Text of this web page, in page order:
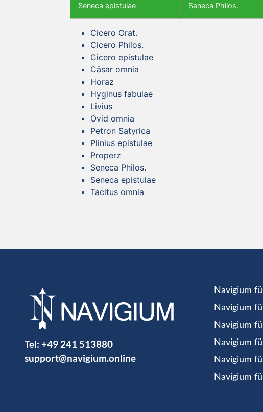
Seneca epistulae Seneca Philos.
Cicero Orat.
Cicero Philos.
Cicero epistulae
Cäsar omnia
Horaz
Hyginus fabulae
Livius
Ovid omnia
Petron Satyrica
Plinius epistulae
Properz
Seneca Philos.
Seneca epistulae
Tacitus omnia
Tel: +49 241 513880
support@navigium.online
Navigium
Navigium
Navigium
Navigium
Navigium
Navigium